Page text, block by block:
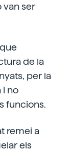
van ser
de la
per la
i no
funcions.
remei a
els